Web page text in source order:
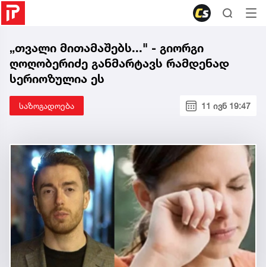
„თვალი მითამაშებს..." - გიორგი
ღოღობერიძე განმარტავს რამდენად
სერიოზულია ეს
საზოგადოება 11 ივნ 19:47